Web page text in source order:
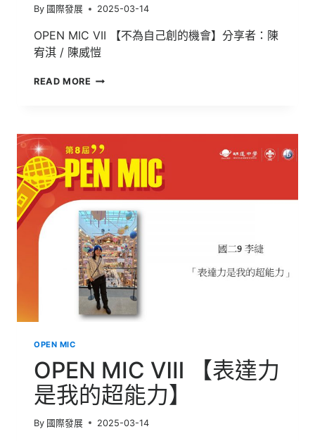
By 國際發展 2025-03-14
OPEN MIC VII 【不為自己創的機會】分享者：陳
宥淇 / 陳威愷
READ MORE OPEN
為
自
己
創
的
機
會】
OPEN MIC
OPEN MIC Ⅷ 【表達力
是我的超能力】
By 國際發展 2025-03-14